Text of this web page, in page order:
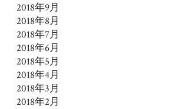
2018年9月
2018年8月
2018年7月
2018年6月
2018年5月
2018年4月
2018年3月
2018年2月